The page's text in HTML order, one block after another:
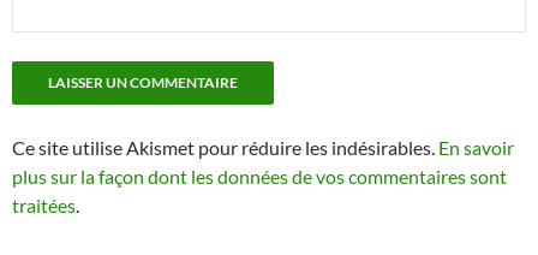
Ce site utilise Akismet pour réduire les indésirables. En savoir
plus sur la façon dont les données de vos commentaires sont
traitées.